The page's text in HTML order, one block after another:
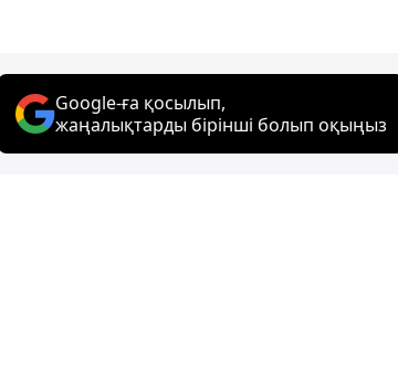
Google-ға қосылып,
жаңалықтарды бірінші болып оқыңыз